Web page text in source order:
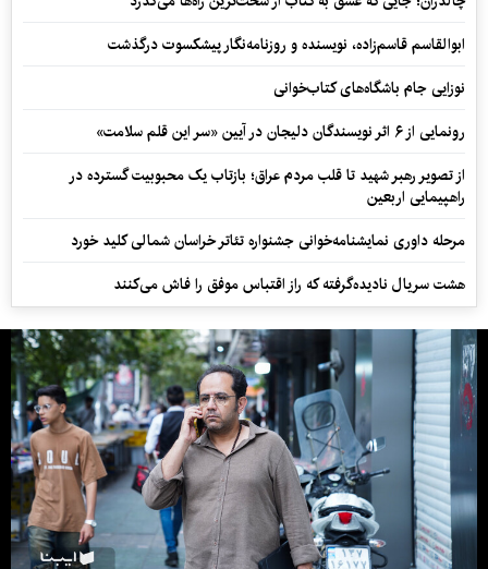
ابوالقاسم قاسم‌زاده، نویسنده و روزنامه‌نگار پیشکسوت درگذشت
نوزایی جام باشگاه‌های کتاب‌خوانی
رونمایی از ۶ اثر نویسندگان دلیجان در آیین «سر این قلم سلامت»
از تصویر رهبر شهید تا قلب مردم عراق؛ بازتاب یک محبوبیت گسترده در
راهپیمایی اربعین
مرحله داوری نمایشنامه‌خوانی جشنواره تئاتر خراسان شمالی کلید خورد
هشت سریال نادیده‌گرفته که راز اقتباس موفق را فاش می‌کنند